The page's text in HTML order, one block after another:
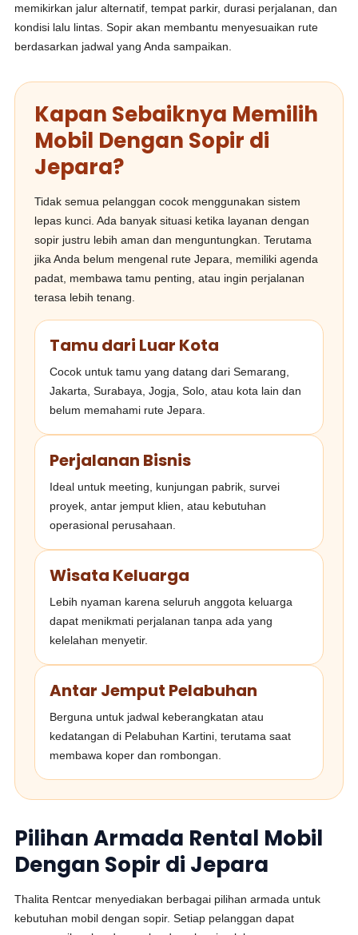
memikirkan jalur alternatif, tempat parkir, durasi perjalanan, dan
kondisi lalu lintas. Sopir akan membantu menyesuaikan rute
berdasarkan jadwal yang Anda sampaikan.
Kapan Sebaiknya Memilih
Mobil Dengan Sopir di
Jepara?
Tidak semua pelanggan cocok menggunakan sistem
lepas kunci. Ada banyak situasi ketika layanan dengan
sopir justru lebih aman dan menguntungkan. Terutama
jika Anda belum mengenal rute Jepara, memiliki agenda
padat, membawa tamu penting, atau ingin perjalanan
terasa lebih tenang.
Tamu dari Luar Kota
Cocok untuk tamu yang datang dari Semarang,
Jakarta, Surabaya, Jogja, Solo, atau kota lain dan
belum memahami rute Jepara.
Perjalanan Bisnis
Ideal untuk meeting, kunjungan pabrik, survei
proyek, antar jemput klien, atau kebutuhan
operasional perusahaan.
Wisata Keluarga
Lebih nyaman karena seluruh anggota keluarga
dapat menikmati perjalanan tanpa ada yang
kelelahan menyetir.
Antar Jemput Pelabuhan
Berguna untuk jadwal keberangkatan atau
kedatangan di Pelabuhan Kartini, terutama saat
membawa koper dan rombongan.
Pilihan Armada Rental Mobil
Dengan Sopir di Jepara
Thalita Rentcar menyediakan berbagai pilihan armada untuk
kebutuhan mobil dengan sopir. Setiap pelanggan dapat